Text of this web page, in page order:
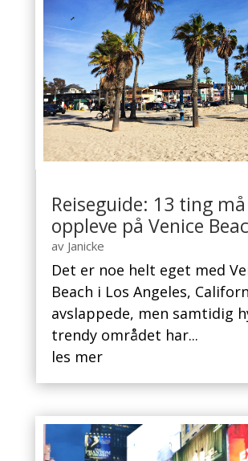
Reiseguide: 13 ting
oppleve på Venice
av Janicke
Det er noe helt eget med
Beach i Los Angeles,
avslappede, men samtidig
trendy området har...
les mer